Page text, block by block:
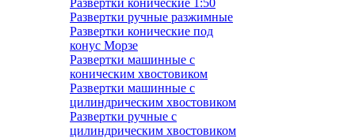
Развертки конические 1:50
Развертки ручные разжимные
Развертки конические под
конус Морзе
Развертки машинные с
коническим хвостовиком
Развертки машинные с
цилиндрическим хвостовиком
Развертки ручные с
цилиндрическим хвостовиком